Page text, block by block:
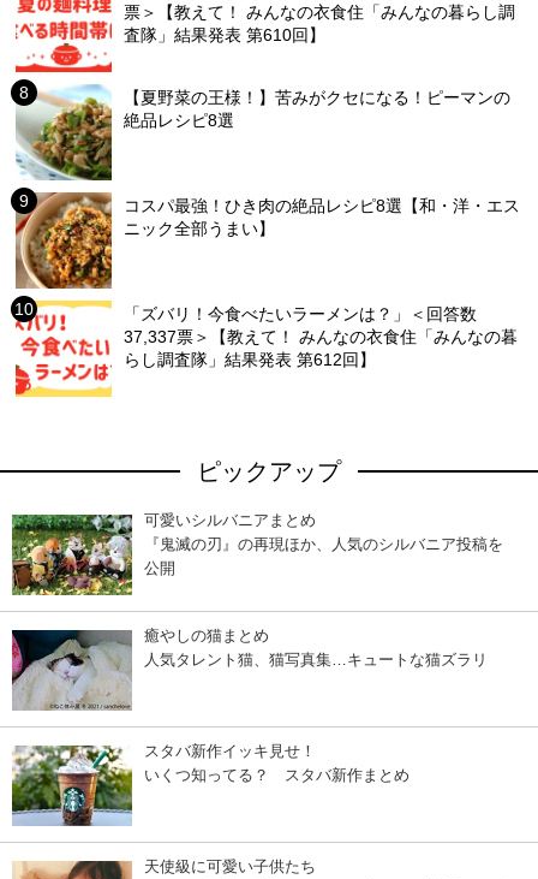
票＞【教えて！ みんなの衣食住「みんなの暮らし調
査隊」結果発表 第610回】
【夏野菜の王様！】苦みがクセになる！ピーマンの
絶品レシピ8選
コスパ最強！ひき肉の絶品レシピ8選【和・洋・エス
ニック全部うまい】
「ズバリ！今食べたいラーメンは？」＜回答数
37,337票＞【教えて！ みんなの衣食住「みんなの暮
らし調査隊」結果発表 第612回】
ピックアップ
可愛いシルバニアまとめ
『鬼滅の刃』の再現ほか、人気のシルバニア投稿を
公開
癒やしの猫まとめ
人気タレント猫、猫写真集…キュートな猫ズラリ
スタバ新作イッキ見せ！
いくつ知ってる？ スタバ新作まとめ
天使級に可愛い子供たち